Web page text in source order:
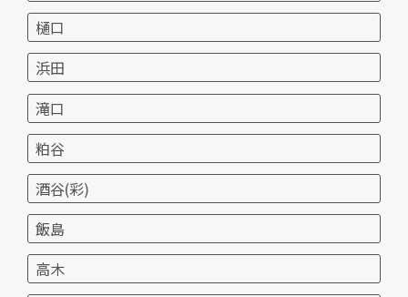
樋口
浜田
滝口
粕谷
酒谷(彩)
飯島
高木